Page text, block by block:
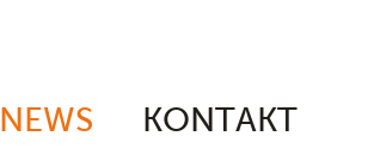
NEWS KONTAKT